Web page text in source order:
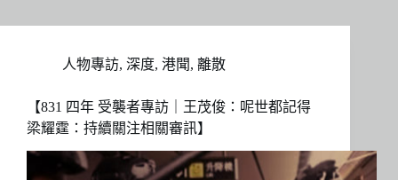
人物專訪, 深度, 港聞, 離散
【831 四年 受襲者專訪｜王茂俊：呢世都記得
梁耀霆：持續關注相關審訊】